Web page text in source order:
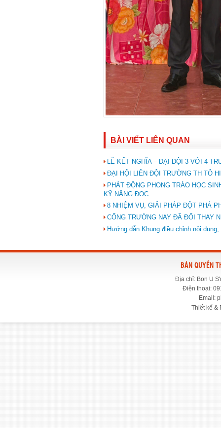
BÀI VIẾT LIÊN QUAN
LỄ KẾT NGHĨA – ĐẠI ĐỘI 3 VỚI 4
ĐẠI HỘI LIÊN ĐỘI TRƯỜNG TH TÔ
PHÁT ĐỘNG PHONG TRÀO HỌC
KỸ NĂNG ĐỌC
8 NHIỆM VỤ, GIẢI PHÁP ĐỘT PHÁ
CỔNG TRƯỜNG NAY ĐÃ ĐỔI THAY
Hướng dẫn Khung điều chỉnh nội
BẢN QUYỀN
Địa chỉ: Bon U
Điện thoại:
Email:
Thiết kế &